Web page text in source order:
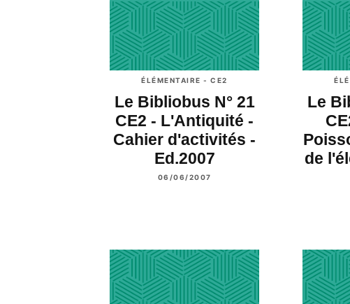
ÉLÉMENTAIRE - CE2
Le Bibliobus N° 21
CE2 - L'Antiquité -
Cahier d'activités -
Ed.2007
06/06/2007
Le
de